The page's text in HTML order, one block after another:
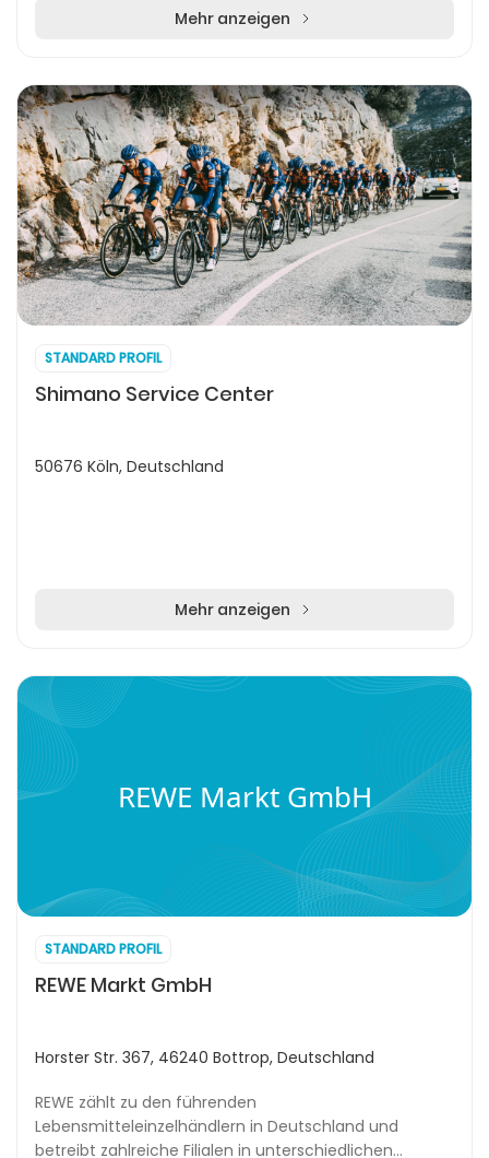
Mehr anzeigen
STANDARD PROFIL
Shimano Service Center
50676 Köln, Deutschland
Mehr anzeigen
REWE Markt GmbH
STANDARD PROFIL
REWE Markt GmbH
Horster Str. 367, 46240 Bottrop, Deutschland
REWE zählt zu den führenden
Lebensmitteleinzelhändlern in Deutschland und
betreibt zahlreiche Filialen in unterschiedlichen